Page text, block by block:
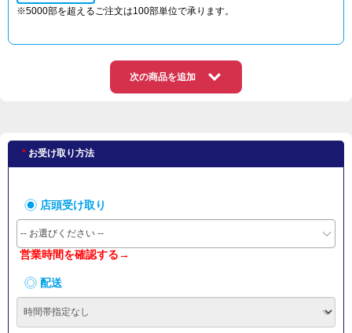
※5000部を超えるご注文は100部単位で承ります。
次の商品を追加
お受け取り方法
店頭受け取り
-- お選びください --
営業時間を確認する→
配送